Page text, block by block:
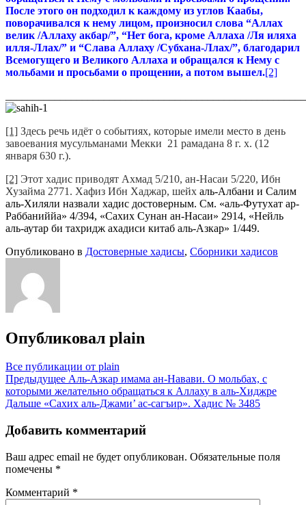
После этого он подходил к каждому из углов Каабы,
поворачивался к нему лицом, произносил слова “Аллах
велик /Аллаху акбар/”, “Нет бога, кроме Аллаха /Ля иляха
илля-Ллах/” и “Слава Аллаху /Субхана-Ллах/”, благодарил
Всемогущего и Великого Аллаха и обращался к Нему с
мольбами и просьбами о прощении, а потом вышел.[2]
[1] Здесь речь идёт о событиях, которые имели место в день
завоевания мусульманами Мекки 21 рамадана 8 г. х. (12
января 630 г.).
[2] Этот хадис приводят Ахмад 5/210, ан-Насаи 5/220, Ибн
Хузайма 2771. Хафиз Ибн Хаджар, шейх аль-Албани и Салим
аль-Хиляли назвали хадис достоверным. См. «аль-Футухат ар-
Раббаниййа» 4/394, «Сахих Сунан ан-Насаи» 2914, «Нейль
аль-аутар би тахридж ахадиси китаб аль-Азкар» 1/449.
Опубликовано в Достоверные хадисы, Сборники хадисов
Опубликовал plain
Все публикации от plain
Навигация
по
Предыдущее Аль-Азкар имама ан-Навави. О мольбах, с
которыми желательно обращаться к Аллаху в аль-Хиджре
Дальше «Сахих аль-Джами’ ас-сагъир». Хадис № 3485
Добавить комментарий
Ваш адрес email не будет опубликован. Обязательные поля
помечены *
Комментарий *